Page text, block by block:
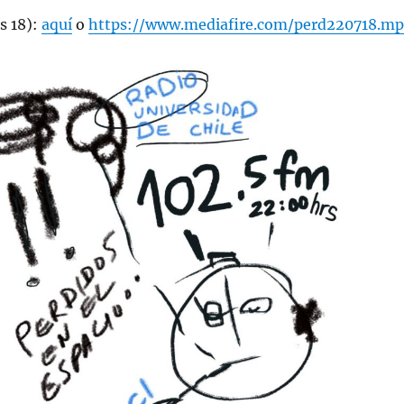
18): aquío https://www.mediafire.com/